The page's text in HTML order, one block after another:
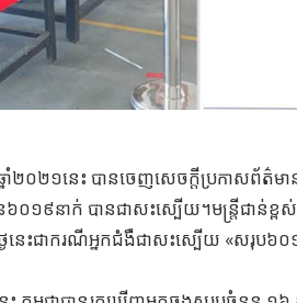
០២១នេះ បានចេញសេចក្តីប្រកាសព័ត៌មា
៩នាក់ បានជាសះស្បើយ។មន្រ្តីជាន់ខ្ព
នេះជាករណីអ្នកជំងឺជាសះស្បើយ «សរុប៦